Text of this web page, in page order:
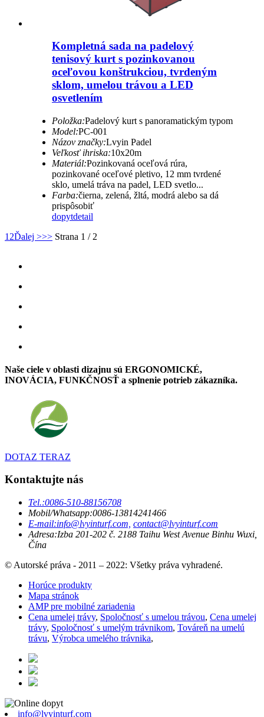
Kompletná sada na padelový
tenisový kurt s pozinkovanou
oceľovou konštrukciou, tvrdeným
sklom, umelou trávou a LED
osvetlením
Položka:Padelový kurt s panoramatickým typom
Model:PC-001
Názov značky:Lvyin Padel
Veľkosť ihriska:10x20m
Materiál:Pozinkovaná oceľová rúra,
pozinkované oceľové pletivo, 12 mm tvrdené
sklo, umelá tráva na padel, LED svetlo...
Farba:čierna, zelená, žltá, modrá alebo sa dá
prispôsobiť
dopytdetail
1 2Ďalej >>> Strana 1 / 2
Naše ciele v oblasti dizajnu sú ERGONOMICKÉ,
INOVÁCIA, FUNKČNOSŤ a splnenie potrieb zákazníka.
DOTAZ TERAZ
Kontaktujte nás
Tel.:0086-510-88156708
Mobil/Whatsapp:0086-13814241466
E-mail:info@lvyinturf.com, contact@lvyinturf.com
Adresa:Izba 201-202 č. 2188 Taihu West Avenue Binhu Wuxi,
Čína
© Autorské práva - 2011 – 2022: Všetky práva vyhradené.
Horúce produkty
Mapa stránok
AMP pre mobilné zariadenia
Cena umelej trávy, Spoločnosť s umelou trávou, Cena umelej
trávy, Spoločnosť s umelým trávnikom, Továreň na umelú
trávu, Výrobca umelého trávnika,
info@lvyinturf.com